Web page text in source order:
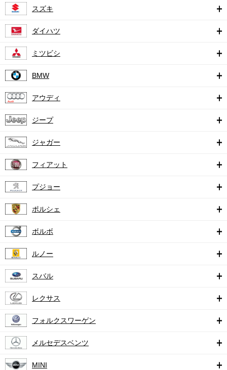
スズキ
ダイハツ
ミツビシ
BMW
アウディ
ジープ
ジャガー
フィアット
プジョー
ポルシェ
ボルボ
ルノー
スバル
レクサス
フォルクスワーゲン
メルセデスベンツ
MINI